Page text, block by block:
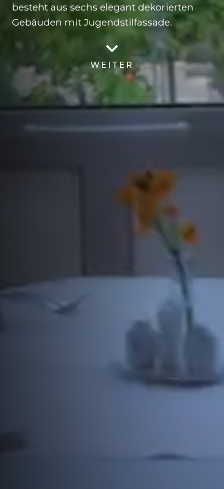
besteht aus sechs elegant dekorierten
Gebäuden mit Jugendstilfassade.
WEITER